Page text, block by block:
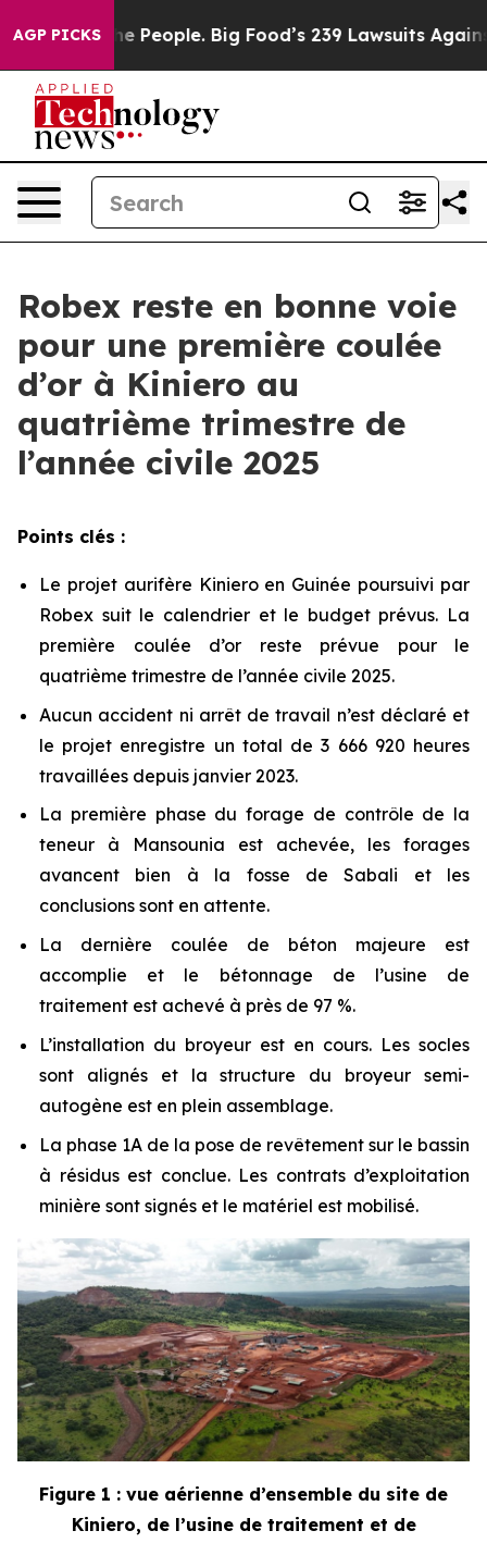
AGP PICKS
Food’s 239 Lawsuits Against Life-Saving Policies
Robex reste en bonne voie
pour une première coulée
d’or à Kiniero au
quatrième trimestre de
l’année civile 2025
Points clés :
Le projet aurifère Kiniero en Guinée poursuivi par
Robex suit le calendrier et le budget prévus. La
première coulée d’or reste prévue pour le
quatrième trimestre de l’année civile 2025.
Aucun accident ni arrêt de travail n’est déclaré et
le projet enregistre un total de 3 666 920 heures
travaillées depuis janvier 2023.
La première phase du forage de contrôle de la
teneur à Mansounia est achevée, les forages
avancent bien à la fosse de Sabali et les
conclusions sont en attente.
La dernière coulée de béton majeure est
accomplie et le bétonnage de l’usine de
traitement est achevé à près de 97 %.
L’installation du broyeur est en cours. Les socles
sont alignés et la structure du broyeur semi-
autogène est en plein assemblage.
La phase 1A de la pose de revêtement sur le bassin
à résidus est conclue. Les contrats d’exploitation
minière sont signés et le matériel est mobilisé.
Figure 1 : vue aérienne d’ensemble du site de
Kiniero, de l’usine de traitement et de